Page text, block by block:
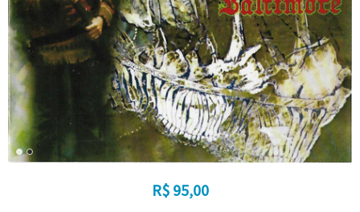
R$ 95,00